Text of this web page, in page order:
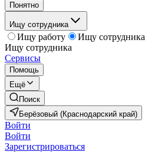
Понятно
Ищу сотрудника
Ищу работу
Ищу сотрудника
Ищу сотрудника
Сервисы
Помощь
Ещё
Поиск
Берёзовый (Краснодарский край)
Войти
Войти
Зарегистрироваться